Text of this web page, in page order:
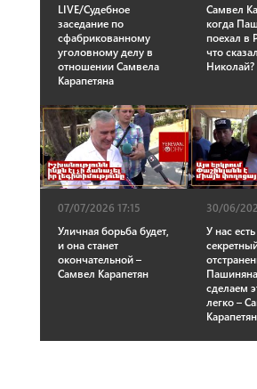
LIVE/Судебное
заседание по
сфабрикованному
уголовному делу в
отношении Самвела
Карапетяна
Самвел
когда
поехал в
что
Николай?
07/07/2026 17:15
Уличная борьба будет,
и она станет
окончательной –
Самвел Карапетян
30/06/
У нас
сделаем
легко –
Карапетян